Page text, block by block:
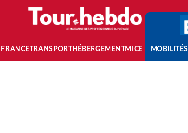
FRANCETRANSPORT HÉBERGEMENTMICE MOBILITÉS